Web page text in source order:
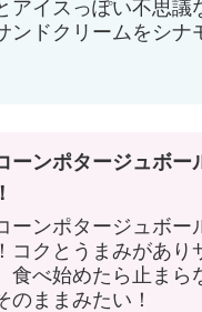
アイスっぽい不思議
ンドクリームをシナ
ーンポタージュボー
ーンポタージュボー
コクとうまみがあり
食べ始めたら止まら
のままみたい！